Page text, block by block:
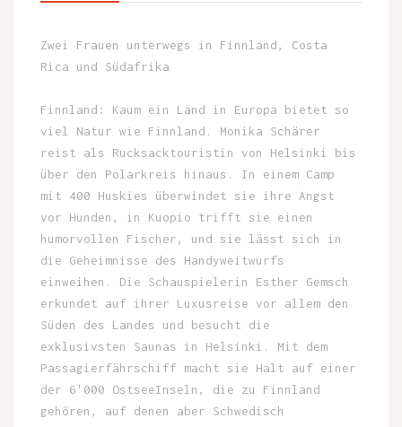
Zwei Frauen unterwegs in Finnland, Costa
Rica und Südafrika
Finnland: Kaum ein Land in Europa bietet so
viel Natur wie Finnland. Monika Schärer
reist als Rucksacktouristin von Helsinki bis
über den Polarkreis hinaus. In einem Camp
mit 400 Huskies überwindet sie ihre Angst
vor Hunden, in Kuopio trifft sie einen
humorvollen Fischer, und sie lässt sich in
die Geheimnisse des Handyweitwurfs
einweihen. Die Schauspielerin Esther Gemsch
erkundet auf ihrer Luxusreise vor allem den
Süden des Landes und besucht die
exklusivsten Saunas in Helsinki. Mit dem
Passagierfährschiff macht sie Halt auf einer
der 6'000 OstseeInseln, die zu Finnland
gehören, auf denen aber Schwedisch